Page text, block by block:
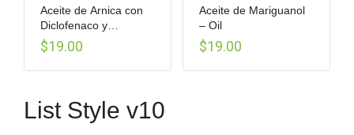
Aceite de Arnica con
Diclofenaco y
Naproxeno – Oil
$19.00
Aceite de Mariguanol
– Oil
$19.00
List Style v10